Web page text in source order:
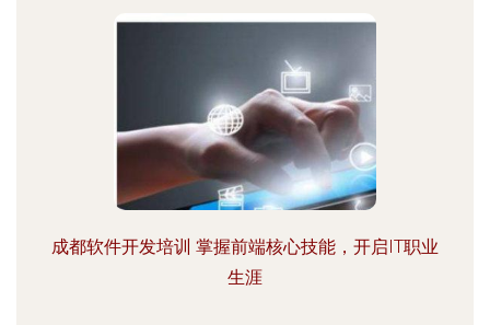
成都软件开发培训 掌握前端核心技能，开启IT职业
生涯